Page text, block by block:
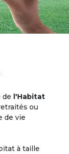
de l'Habitat
ou
de vie
à taille